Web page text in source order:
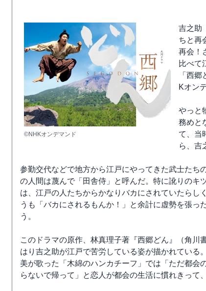
©NHKオンデマンド
吉之助
ちと再
再会！
比べて
「西
Kオン
やっと
務めと
て、当
ら、吉
参勤交代などで地方から江戸にやってきた武士たち
の人間は蔑んで「田舎侍」と呼んだ。特に訛りのキ
は、江戸の人たちからかなりバカにされていたらし
うも「バカにされるもんか！」と余計に虚勢を張っ
う。
このドラマの原作、林真理子著『西郷どん』（角川
はり吉之助が江戸で苦労している姿が描かれている
美が歌った「木綿のハンカチーフ」では「ただ都会
らないで帰って」と恋人が都会の生活に慣れきって